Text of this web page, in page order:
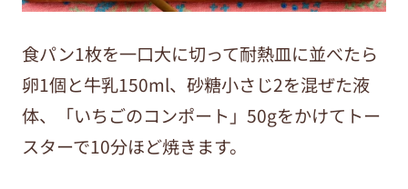
食パン1枚を一口大に切って耐熱皿に並べたら
卵1個と牛乳150ml、砂糖小さじ2を混ぜた液
体、「いちごのコンポート」 50gをかけてトー
スターで10分ほど焼きます。